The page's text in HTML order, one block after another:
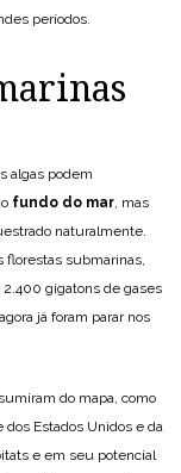
períodos.
algas podem
fundo do mar , mas
naturalmente.
florestas submarinas,
2.400 gigatons de gases
já foram parar nos
do mapa, como
Estados Unidos e da
e em seu potencial